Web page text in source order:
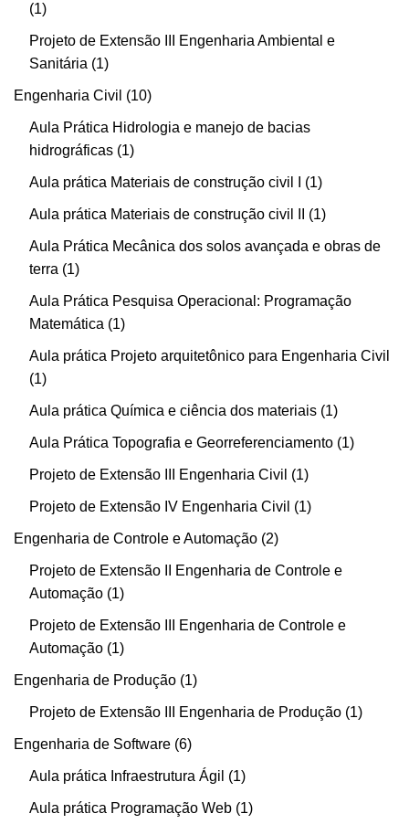
1
Projeto de Extensão III Engenharia Ambiental e
Sanitária
1
Engenharia Civil 10
Aula Prática Hidrologia e manejo de bacias
hidrográficas 1
Aula prática Materiais de construção civil I 1
Aula prática Materiais de construção civil II 1
Aula Prática Mecânica dos solos avançada e obras de
terra
1
Aula Prática Pesquisa Operacional: Programação
Matemática
1
Aula prática Projeto arquitetônico para Engenharia Civil
1
Aula prática Química e ciência dos materiais 1
Aula Prática Topografia e Georreferenciamento 1
Projeto de Extensão III Engenharia Civil 1
Projeto de Extensão IV Engenharia Civil 1
Engenharia de Controle e Automação 2
Projeto de Extensão II Engenharia de Controle e
Automação 1
Projeto de Extensão III Engenharia de Controle e
Automação 1
Engenharia de Produção 1
Projeto de Extensão III Engenharia de Produção 1
Engenharia de Software 6
Aula prática Infraestrutura Ágil 1
Aula prática Programação Web 1